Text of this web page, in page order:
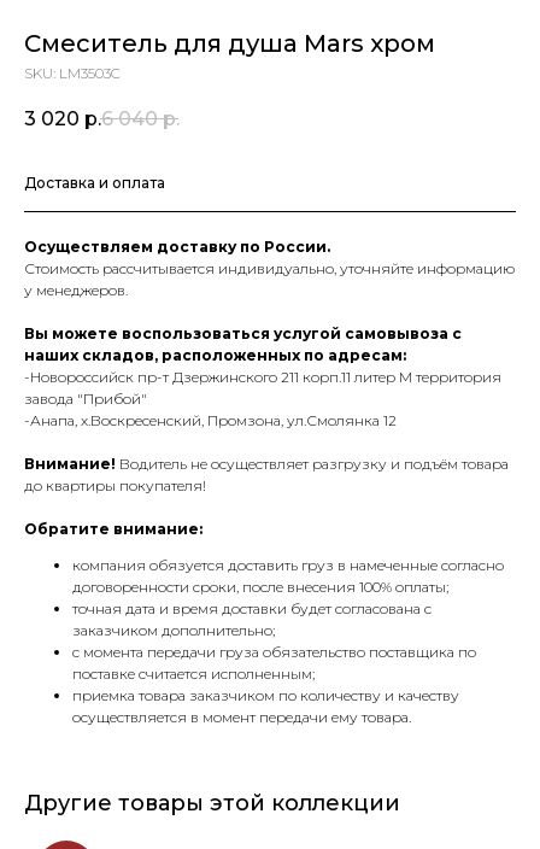
Смеситель для душа Mars хром
SKU: LM3503C
3 020 р.6 040 р.
Доставка и оплата
Осуществляем доставку по России.
Стоимость рассчитывается индивидуально, уточняйте информацию
у менеджеров.
Вы можете воспользоваться услугой самовывоза с
наших складов, расположенных по адресам:
-Новороссийск пр-т Дзержинского 211 корп.11 литер М территория
завода "Прибой"
-Анапа, х.Воскресенский, Промзона, ул.Смолянка 12
Внимание! Водитель не осуществляет разгрузку и подъём товара
до квартиры покупателя!
Обратите внимание:
компания обязуется доставить груз в намеченные согласно
договоренности сроки, после внесения 100% оплаты;
точная дата и время доставки будет согласована с
заказчиком дополнительно;
с момента передачи груза обязательство поставщика по
поставке считается исполненным;
приемка товара заказчиком по количеству и качеству
осуществляется в момент передачи ему товара.
Другие товары этой коллекции